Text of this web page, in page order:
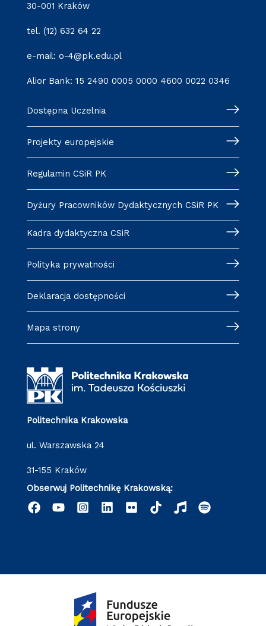
30-001 Kraków
tel. (12) 632 64 22
e-mail: o-4@pk.edu.pl
Alior Bank: 15 2490 0005 0000 4600 0022 0346
Dostępna Uczelnia
Projekty europejskie
Regulamin CSiR PK
Dyżury Pracowników Dydaktycznych CSiR PK
Kadra dydaktyczna CSiR
Polityka prywatności
Deklaracja dostępności
Mapa strony
Politechnika Krakowska
ul. Warszawska 24
31-155 Kraków
Obserwuj Politechnikę Krakowską: